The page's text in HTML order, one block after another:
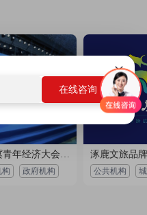
京津冀青年经济大会全案策划
构 政府机构
涿鹿文旅品
公共机构
在线咨询